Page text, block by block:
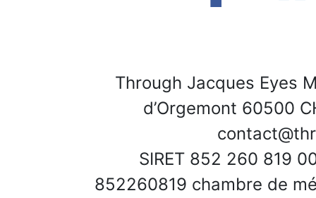
Through Jacques Eyes
d’Orgemont 60500
SIRET 852 260 819
852260819 chambre de